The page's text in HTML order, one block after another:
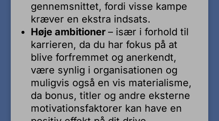
gennemsnittet, fordi visse kampe
kræver en ekstra indsats.
Høje ambitioner – især i forhold til
karrieren, da du har fokus på at
blive forfremmet og anerkendt,
være synlig i organisationen og
muligvis også en vis materialisme,
da bonus, titler og andre eksterne
motivationsfaktorer kan have en